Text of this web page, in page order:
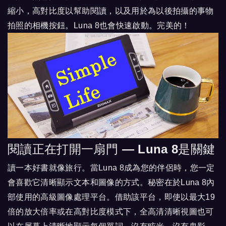
縮小，高對比度以幫助閱讀，以及用於為以後拍攝的事物
拍照的相機按鈕。Luna 8也會快速啟動。完美的！
閱讀正在打開一扇門 — Luna 8是關鍵
讀一本好書就像旅行。當Luna 8成為您的伴侶時，您一定
會喜歡它清晰顯示文本和圖像的方式。秘密在於Luna 8內
部使用的高級圖像處理平台。借助該平台，即使以最大19
倍的放大倍率或在高對比度模式下，全高清清晰視圖也可